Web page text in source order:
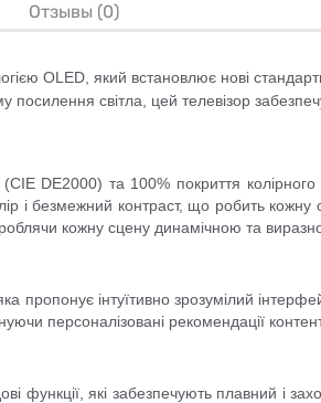
Отзывы (0)
OLED, який встановлює нові
посилення світла, цей телевізор
DE2000) та 100% покриття
і безмежний контраст, що робить
кожну сцену динамічною та
інтуїтивно зрозумілий
персоналізовані рекомендації
функції, які забезпечують плавний і